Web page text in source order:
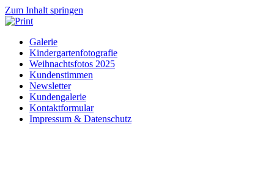
Zum Inhalt springen
Galerie
Kindergartenfotografie
Weihnachtsfotos 2025
Kundenstimmen
Newsletter
Kundengalerie
Kontaktformular
Impressum & Datenschutz